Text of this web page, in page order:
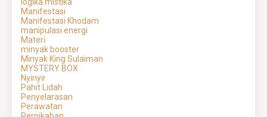
Manifestasi
Manifestasi Khodam
manipulasi energi
Materi
minyak booster
Minyak King Sulaiman
MYSTERY BOX
Nyinyir
Pahit Lidah
Penyelarasan
Perawatan